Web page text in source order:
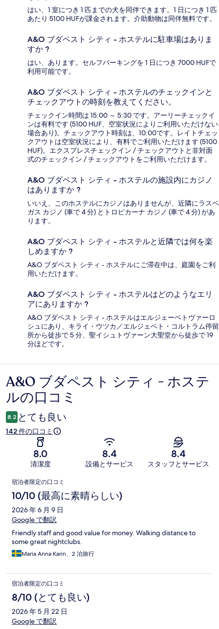
はい、1 室につき 1 匹までの犬を同伴できます。1 日につき 1 匹
あたり 5100 HUFが課金されます。介助動物は同伴無料です。
A&O ブダペスト シティ - ホステルに駐車場はありま
すか ?
はい、あります。セルフパーキングを 1 日につき 7000 HUFで
利用可能です。
A&O ブダペスト シティ - ホステルのチェックインと
チェックアウトの時刻を教えてください。
チェックイン時間は 15:00 ～ 5:30 です。アーリーチェックイ
ンは有料です (5100 HUF、空室状況によりご利用いただけない
場合あり)。チェックアウト時刻は、10:00です。レイトチェッ
クアウトは空室状況により、有料でご利用いただけます (5100
HUF)。エクスプレスチェックイン / チェックアウトと非対面
式のチェックイン / チェックアウトをご利用いただけます。
A&O ブダペスト シティ - ホステルの施設内にカジノ
はありますか ?
いいえ、このホステルにカジノはありませんが、近隣にラスベ
ガス カジノ (車で 4 分) とトロピカーナ カジノ (車で 4 分) があ
ります。
A&O ブダペスト シティ - ホステルと近隣では何を楽
しめますか ?
A&O ブダペスト シティ - ホステルにご滞在中は、庭園をご利
用いただけます。
A&O ブダペスト シティ - ホステルはどのようなエリ
アにありますか ?
A&O ブダペスト シティ - ホステルはエルジェーベトヴァーロ
シュにあり、キライ・ウツカ／エルジェベト・コルトラム停留
所から徒歩で 5 分、聖イシュトヴァーン大聖堂から徒歩で 19
分ほどです。
口
コ
ミ
A&O ブダペスト シティ - ホステ
ルの口コミ
8.2 とても良い
142 件の口コミ
8.0
清潔度
8.4
設備とサービス
8.4
スタッフとサービス
口
コ
ミ
宿泊者限定の口コミ
10/10 (最高に素晴らしい)
2026 年 6 月 9 日
Google で翻訳
Friendly staff and good value for money. Walking distance to
some great nightclubs.
Maria Anna Karin、2 泊旅行
宿泊者限定の口コミ
8/10 (とても良い)
2026 年 5 月 22 日
Google で翻訳